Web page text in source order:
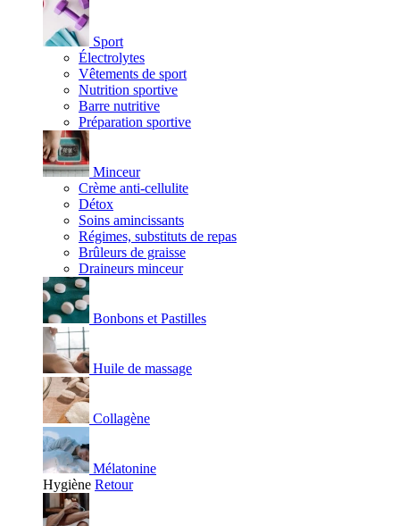
Sport
Électrolytes
Vêtements de sport
Nutrition sportive
Barre nutritive
Préparation sportive
Minceur
Crème anti-cellulite
Détox
Soins amincissants
Régimes, substituts de repas
Brûleurs de graisse
Draineurs minceur
Bonbons et Pastilles
Huile de massage
Collagène
Mélatonine
Hygiène Retour